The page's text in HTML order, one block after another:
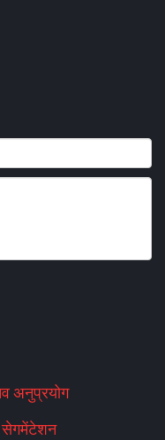
अनुप्रयोग
सेगमेंटेशन